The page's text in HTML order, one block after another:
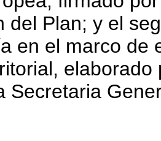
del Plan; y el
en el marco de
Secretaria